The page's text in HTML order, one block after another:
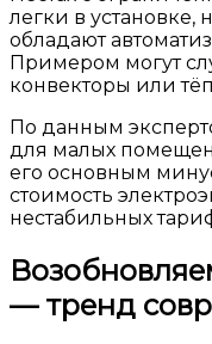
легки в установке,
обладают
Примером могут
конвекторы или
По данным
для малых
его основным
стоимость
нестабильных
— тренд